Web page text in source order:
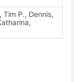
Tim P., Dennis,